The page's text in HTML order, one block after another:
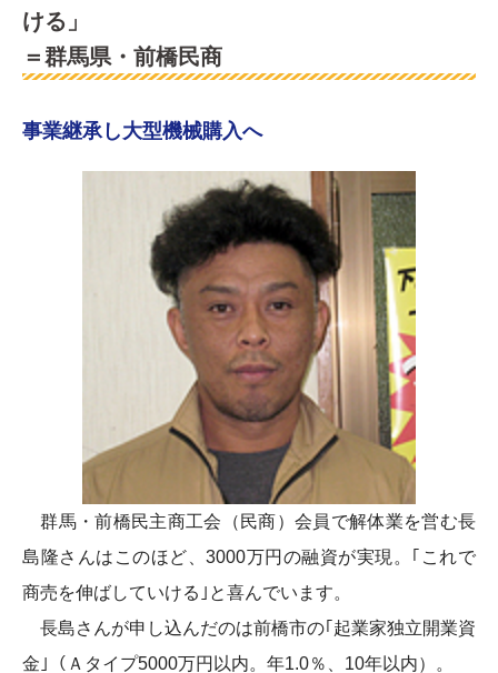
ける」
＝群馬県・前橋民商
事業継承し大型機械購入へ
群馬・前橋民主商工会（民商）会員で解体業を営む長
島隆さんはこのほど、3000万円の融資が実現。｢これで
商売を伸ばしていける｣と喜んでいます。
長島さんが申し込んだのは前橋市の｢起業家独立開業資
金｣（Ａタイプ5000万円以内。年1.0％、10年以内）。